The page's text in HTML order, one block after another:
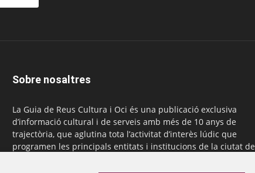
Sobre nosaltres
La Guia de Reus Cultura i Oci és una publicació exclusiva
d’informació cultural i de serveis amb més de 10 anys de
trajectòria, que aglutina tota l’activitat d’interès lúdic que
programen les principals entitats i institucions de la ciutat de